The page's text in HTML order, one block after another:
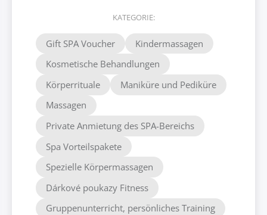
KATEGORIE:
Gift SPA Voucher
Kindermassagen
Kosmetische Behandlungen
Körperrituale
Maniküre und Pediküre
Massagen
Private Anmietung des SPA-Bereichs
Spa Vorteilspakete
Spezielle Körpermassagen
Dárkové poukazy Fitness
Gruppenunterricht, persönliches Training